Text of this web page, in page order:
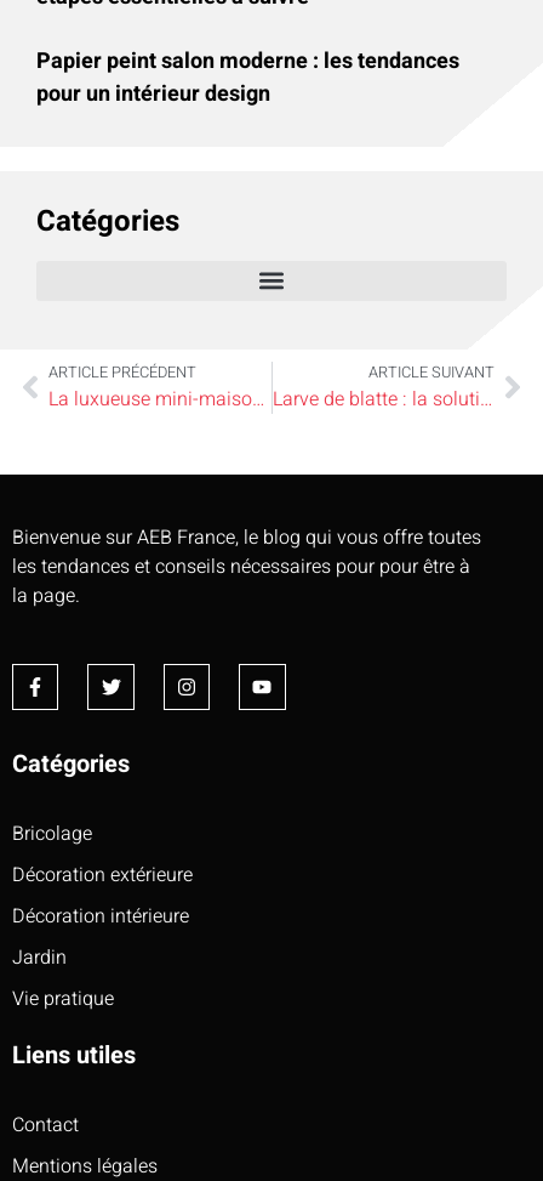
Papier peint salon moderne : les tendances
pour un intérieur design
Catégories
ARTICLE PRÉCÉDENT
La luxueuse mini-maison intérieur: un espace somptueux à chaque centimètre
ARTICLE SUIVANT
Larve de blatte : la solution naturelle pour un jardin sain et sans pesticide
Bienvenue sur AEB France, le blog qui vous offre toutes
les tendances et conseils nécessaires pour pour être à
la page.
Catégories
Bricolage
Décoration extérieure
Décoration intérieure
Jardin
Vie pratique
Liens utiles
Contact
Mentions légales